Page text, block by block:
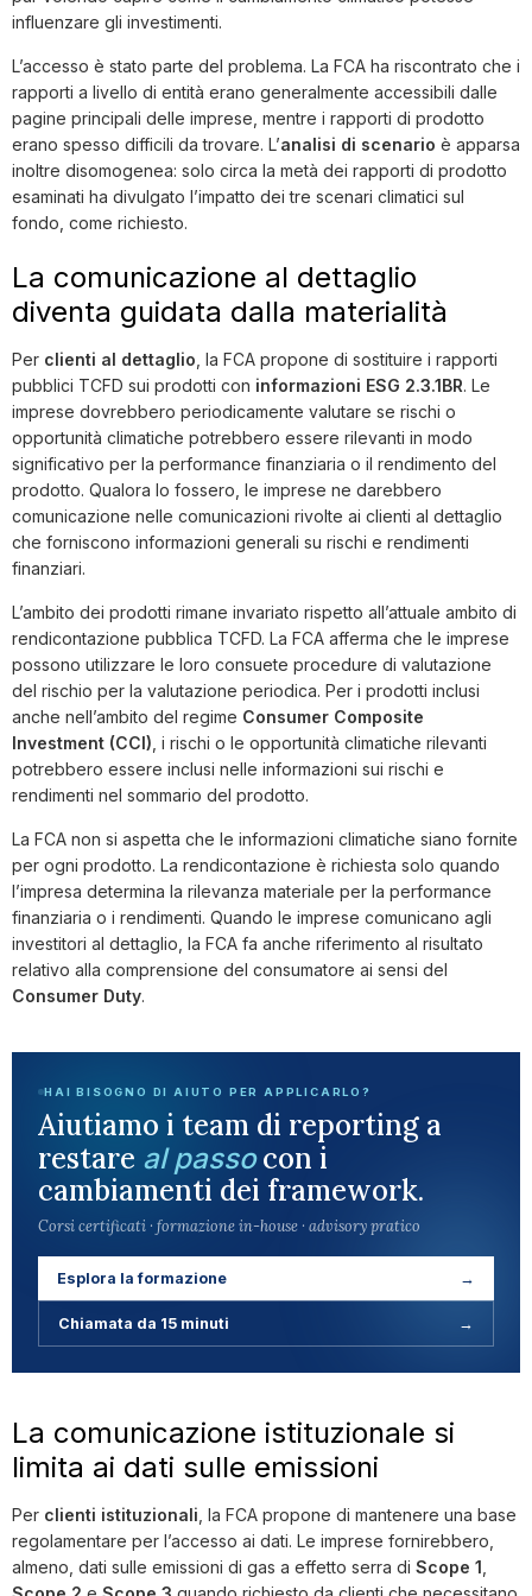
influenzare gli investimenti.
L’accesso è stato parte del problema. La FCA ha riscontrato che i
rapporti a livello di entità erano generalmente accessibili dalle
pagine principali delle imprese, mentre i rapporti di prodotto
erano spesso difficili da trovare. L’analisi di scenario è apparsa
inoltre disomogenea: solo circa la metà dei rapporti di prodotto
esaminati ha divulgato l’impatto dei tre scenari climatici sul
fondo, come richiesto.
La comunicazione al dettaglio
diventa guidata dalla materialità
Per clienti al dettaglio , la FCA propone di sostituire i rapporti
pubblici TCFD sui prodotti con informazioni ESG 2.3.1BR. Le
imprese dovrebbero periodicamente valutare se rischi o
opportunità climatiche potrebbero essere rilevanti in modo
significativo per la performance finanziaria o il rendimento del
prodotto. Qualora lo fossero, le imprese ne darebbero
comunicazione nelle comunicazioni rivolte ai clienti al dettaglio
che forniscono informazioni generali su rischi e rendimenti
finanziari.
L’ambito dei prodotti rimane invariato rispetto all’attuale ambito di
rendicontazione pubblica TCFD. La FCA afferma che le imprese
possono utilizzare le loro consuete procedure di valutazione
del rischio per la valutazione periodica. Per i prodotti inclusi
anche nell’ambito del regime Consumer Composite
Investment (CCI) , i rischi o le opportunità climatiche rilevanti
potrebbero essere inclusi nelle informazioni sui rischi e
rendimenti nel sommario del prodotto.
La FCA non si aspetta che le informazioni climatiche siano fornite
per ogni prodotto. La rendicontazione è richiesta solo quando
l’impresa determina la rilevanza materiale per la performance
finanziaria o i rendimenti. Quando le imprese comunicano agli
investitori al dettaglio, la FCA fa anche riferimento al risultato
relativo alla comprensione del consumatore ai sensi del
Consumer Duty.
HAI BISOGNO DI AIUTO PER APPLICARLO?
Aiutiamo i team di reporting a
restare al passocon i
cambiamenti dei framework.
Corsi certificati · formazione in-house · advisory pratico
Esplora la formazione →
Chiamata da 15 minuti →
La comunicazione istituzionale si
limita ai dati sulle emissioni
Per clienti istituzionali , la FCA propone di mantenere una base
regolamentare per l’accesso ai dati. Le imprese fornirebbero,
almeno, dati sulle emissioni di gas a effetto serra di Scope 1